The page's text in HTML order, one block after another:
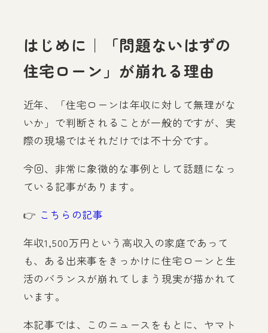
はじめに｜「問題ないはずの
住宅ローン」が崩れる理由
近年、「住宅ローンは年収に対して無理がな
いか」で判断されることが一般的ですが、実
際の現場ではそれだけでは不十分です。
今回、非常に象徴的な事例として話題になっ
ている記事があります。
👉 こちらの記事
年収1,500万円という高収入の家庭であって
も、ある出来事をきっかけに住宅ローンと生
活のバランスが崩れてしまう現実が描かれて
います。
本記事では、このニュースをもとに、ヤマト